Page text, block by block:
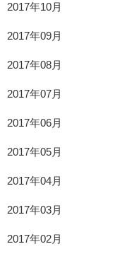
2017年10月
2017年09月
2017年08月
2017年07月
2017年06月
2017年05月
2017年04月
2017年03月
2017年02月